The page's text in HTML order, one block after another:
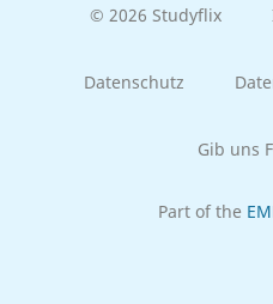
© 2026 Studyflix
Datenschutz
Gib uns
Part of the